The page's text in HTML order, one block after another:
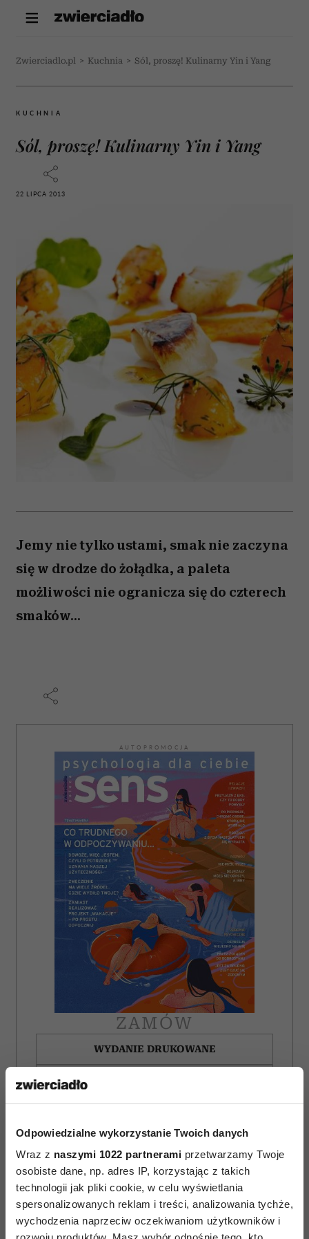
Odpowiedzialne wykorzystanie Twoich danych
Wraz z naszymi 1022 partnerami przetwarzamy Twoje
osobiste dane, np. adres IP, korzystając z takich
technologii jak pliki cookie, w celu wyświetlania
spersonalizowanych reklam i treści, analizowania tychże,
wychodzenia naprzeciw oczekiwaniom użytkowników i
Zwierciadlo.pl > Kuchnia > Sól, proszę! Kulinarny Yin i Yang
KUCHNIA
Sól, proszę! Kulinarny Yin i Yang
22 LIPCA 2013
Jemy nie tylko ustami, smak nie zaczyna
się w drodze do żołądka, a paleta
możliwości nie ogranicza się do czterech
smaków...
AUTOPROMOCJA
ZAMÓW
WYDANIE DRUKOWANE